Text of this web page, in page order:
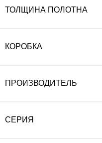
ТОЛЩИНА ПОЛОТНА
КОРОБКА
ПРОИЗВОДИТЕЛЬ
СЕРИЯ